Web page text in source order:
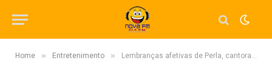
Home » Entretenimento » Lembranças afetivas de Perla, cantora paraguaia que faz show em São Paulo 50 anos depois de conquistar o Brasil